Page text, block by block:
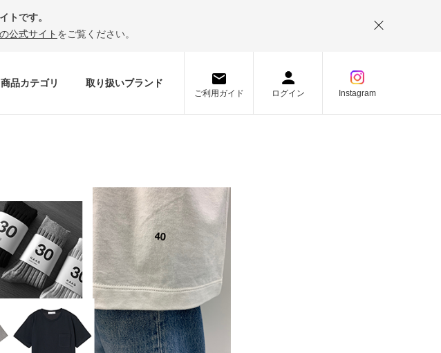
トです。
公式サイト をご覧ください。
商品カテゴリ 取り扱いブランド
ご利用ガイド ログイン Instagram